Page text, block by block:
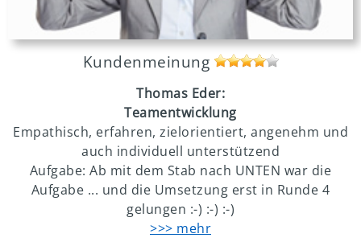
Kundenmeinung
Thomas Eder:
Teamentwicklung
Empathisch, erfahren, zielorientiert, angenehm und
auch individuell unterstützend
Aufgabe: Ab mit dem Stab nach UNTEN war die
Aufgabe ... und die Umsetzung erst in Runde 4
gelungen :-) :-) :-)
>>> mehr